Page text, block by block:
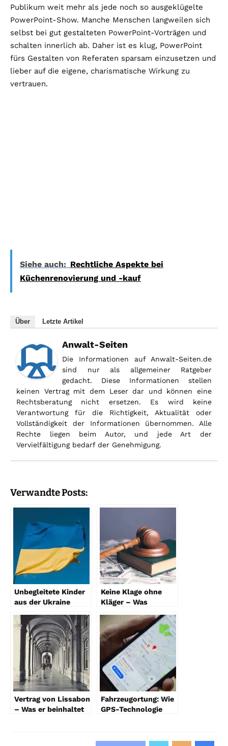
Publikum weit mehr als jede noch so ausgeklügelte
PowerPoint-Show. Manche Menschen langweilen sich
selbst bei gut gestalteten PowerPoint-Vorträgen und
schalten innerlich ab. Daher ist es klug, PowerPoint
fürs Gestalten von Referaten sparsam einzusetzen und
lieber auf die eigene, charismatische Wirkung zu
vertrauen.
Siehe auch: Rechtliche Aspekte bei
Küchenrenovierung und -kauf
Über Letzte Artikel
Anwalt-Seiten
Die Informationen auf Anwalt-Seiten.de
sind nur als allgemeiner Ratgeber
gedacht. Diese Informationen stellen
keinen Vertrag mit dem Leser dar und können eine
Rechtsberatung nicht ersetzen. Es wird keine
Verantwortung für die Richtigkeit, Aktualität oder
Vollständigkeit der Informationen übernommen. Alle
Rechte liegen beim Autor, und jede Art der
Vervielfältigung bedarf der Genehmigung.
Verwandte Posts:
Unbegleitete Kinder
aus der Ukraine
Rechtslage,
Vorgehensweise &
Infos
Keine Klage ohne
Kläger – Was
Aussage?
Vertrag von Lissabon
– Was er beinhaltet
wichtig ist
Fahrzeugortung: Wie
GPS-Technologie
hilft, ihre Flotten zu
verwalten